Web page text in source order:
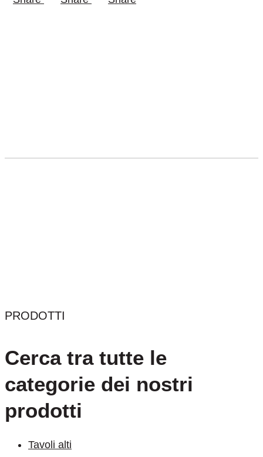
PRODOTTI
Cerca tra tutte le
categorie dei nostri
prodotti
Tavoli alti